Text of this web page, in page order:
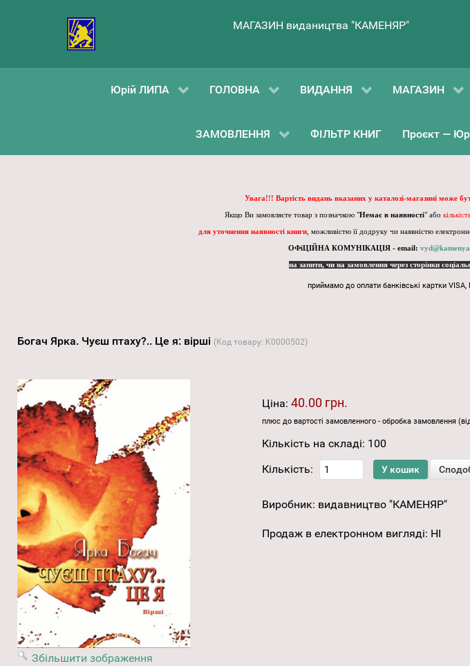
МАГАЗИН видаництва "КАМЕНЯР"
Юрій ЛИПА ГОЛОВНА ВИДАННЯ МАГАЗИН
ЗАМОВЛЕННЯ ФІЛЬТР КНИГ Проєкт —
Увага!!! Вартість видань вказаних у каталозі-магазині може
Якщо Ви замовляєте товар з позначкою "Немає в наявності" або
для уточнення наявності книги, можливістю її додруку чи наявністю
ОФіЦІЙНА КОМУНІКАЦІЯ - email:
на запити, чи на замовлення через сторінки
приймамо до оплати банківські картки VISA,
Богач Ярка. Чуєш птаху?.. Це я: вірші (Код товару: K0000502)
Збільшити зображення
Ціна: 40.00 грн.
плюс до вартості замовленного - обробка замовлення
Кількість на складі: 100
Кількість:
Виробник: видавництво "КАМЕНЯР"
Продаж в електронном вигляді: НІ